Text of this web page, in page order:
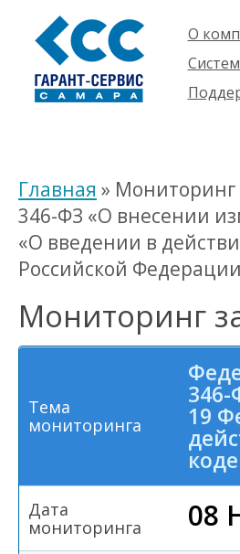
О
О
Главная » Мониторинг
346-ФЗ «О внесении
«О введении в
Российской
Мониторинг
Тема
мониторинга
19
Дата
мониторинга
08